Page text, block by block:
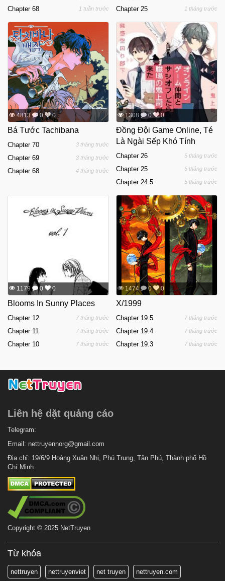
Chapter 68 1 tuần trước Chapter 25 1 tháng trước
4813 0 0
Bá Tước Tachibana
Chapter 70 3 tháng trước
Chapter 69 3 tháng trước
Chapter 68 4 tháng trước
1308 0 0
Đồng Đội Game Online, Té
Là Ngài Sếp Khó Tính
Chapter 26 5 tháng trước
Chapter 25 5 tháng trước
Chapter 24.5 5 tháng trước
1179 0 0
Blooms In Sunny Places
Chapter 12 7 tháng trước
Chapter 11 7 tháng trước
Chapter 10 7 tháng trước
1474 0 0
X/1999
Chapter 19.5 7 tháng trước
Chapter 19.4 7 tháng trước
Chapter 19.3 7 tháng trước
Liên hệ dặt quảng cáo
Telegram:
Email: nettruyennorg@gmail.com
Địa chỉ: 19/6/9 Hoàng Xuân Nhị, Phú Trung, Tân Phú, Thành phố Hồ
Chí Minh
Copyright © 2025 NetTruyen
Từ khóa
nettruyen nettruyenviet net truyen nettruyen.com